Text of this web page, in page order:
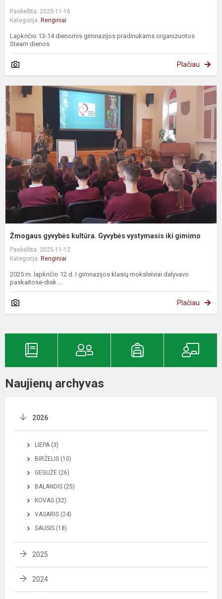
Paskelbta: 2025-11-16
Kategorija: Renginiai
Lapkričio 13-14 dienomis gimnazijos pradinukams organizuotos
Steam dienos
Plačiau
Žmogaus gyvybės kultūra. Gyvybės vystymasis iki gimimo
Paskelbta: 2025-11-12
Kategorija: Renginiai
2025 m. lapkričio 12 d. I gimnazijos klasių moksleiviai dalyvavo
paskaitose-disk...
Plačiau
Naujienų archyvas
2026
LIEPA (3)
BIRŽELIS (10)
GEGUŽĖ (26)
BALANDIS (25)
KOVAS (32)
VASARIS (24)
SAUSIS (18)
2025
2024